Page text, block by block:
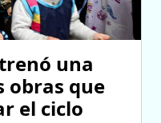
una
obras que
el ciclo